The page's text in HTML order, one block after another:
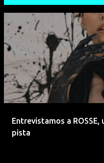
n
r
a
d
Entrevistamos a
pista